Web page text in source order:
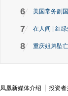
6 美国常务副
7 在人间 | 红
8 重庆姐弟坠
凤凰新媒体介绍 投资